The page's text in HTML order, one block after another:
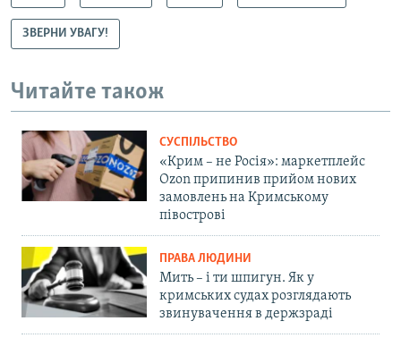
ЗВЕРНИ УВАГУ!
Читайте також
СУСПІЛЬСТВО
«Крим – не Росія»: маркетплейс
Ozon припинив прийом нових
замовлень на Кримському
півострові
ПРАВА ЛЮДИНИ
Мить – і ти шпигун. Як у
кримських судах розглядають
звинувачення в держзраді